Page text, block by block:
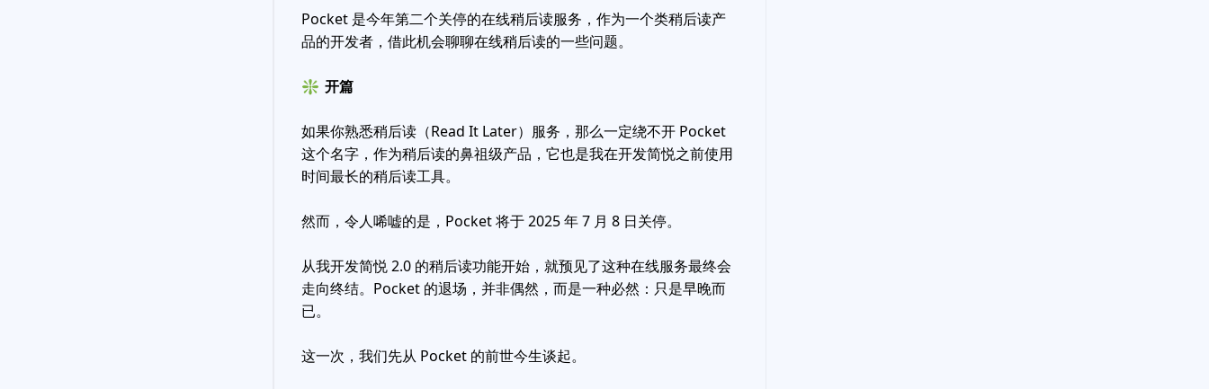
Pocket 是今年第二个关停的在线稍后读服务，作为一个类稍后读产
品的开发者，借此机会聊聊在线稍后读的一些问题。
❇️ 开篇
如果你熟悉稍后读（Read It Later）服务，那么一定绕不开 Pocket
这个名字，作为稍后读的鼻祖级产品，它也是我在开发简悦之前使用
时间最长的稍后读工具。
然而，令人唏嘘的是，Pocket 将于 2025 年 7 月 8 日关停。
从我开发简悦 2.0 的稍后读功能开始，就预见了这种在线服务最终会
走向终结。Pocket 的退场，并非偶然，而是一种必然：只是早晚而
已。
这一次，我们先从 Pocket 的前世今生谈起。